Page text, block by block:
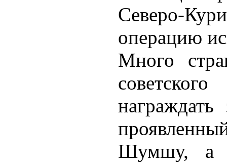
Северо-
операцию
Много
Шумшу, а